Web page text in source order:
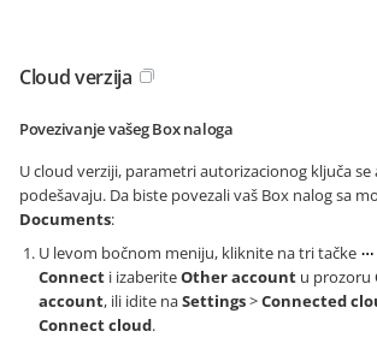
Cloud verzija
Povezivanje vašeg Box naloga
U cloud verziji, parametri autorizacionog ključa
podešavaju. Da biste povezali vaš Box nalog sa
Documents:
U levom bočnom meniju, kliknite na tri tačke
Connect i izaberiteOther account u prozoru
account, ili idite naSettings>Connected
Connect cloud.